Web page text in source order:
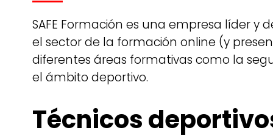
SAFE Formación es una empresa líder
el sector de la formación online (y
diferentes áreas formativas como la
el ámbito deportivo.
Técnicos